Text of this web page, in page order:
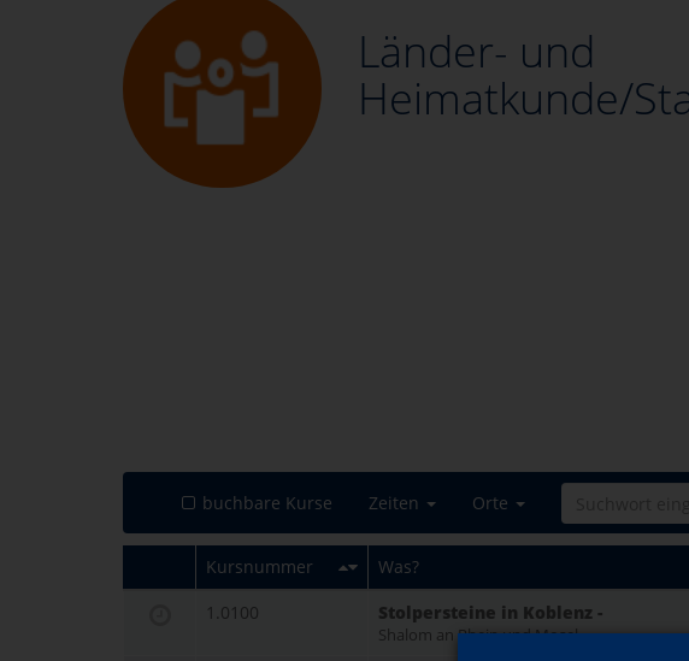
Länder- und
Heimatkunde/
buchbare Kurse Zeiten Orte
Kursnummer Was?
1.0100
Stolpersteine in Koblenz -
Shalom an Rhein und Mosel